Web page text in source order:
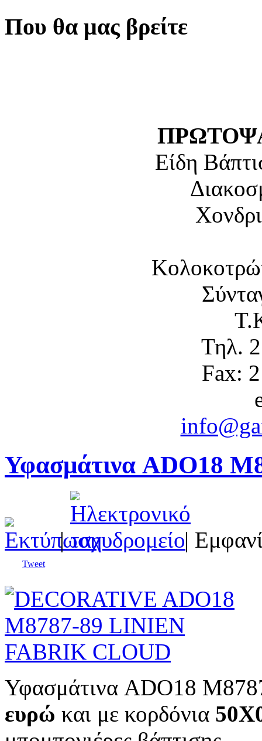
Που θα μας βρείτε
Είδη
Τηλ.
Fax:
Υφασμάτινα ADO18
| |
Tweet
Υφασμάτινα ADO18
ευρώ και με κορδόνια